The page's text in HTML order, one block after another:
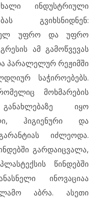
ინდუსტრიული
გვიხსნიდნენ:
უფრო და უფრო
ამ გამოწვევას
პარალელურ რეჟიმში
საჭიროებებს.
მოხმარების
იყო
ჰიგიენური და
იძლეოდა.
გარდაიცვალა,
წინდებში
ინოვაციაა
აბრა. ასეთი